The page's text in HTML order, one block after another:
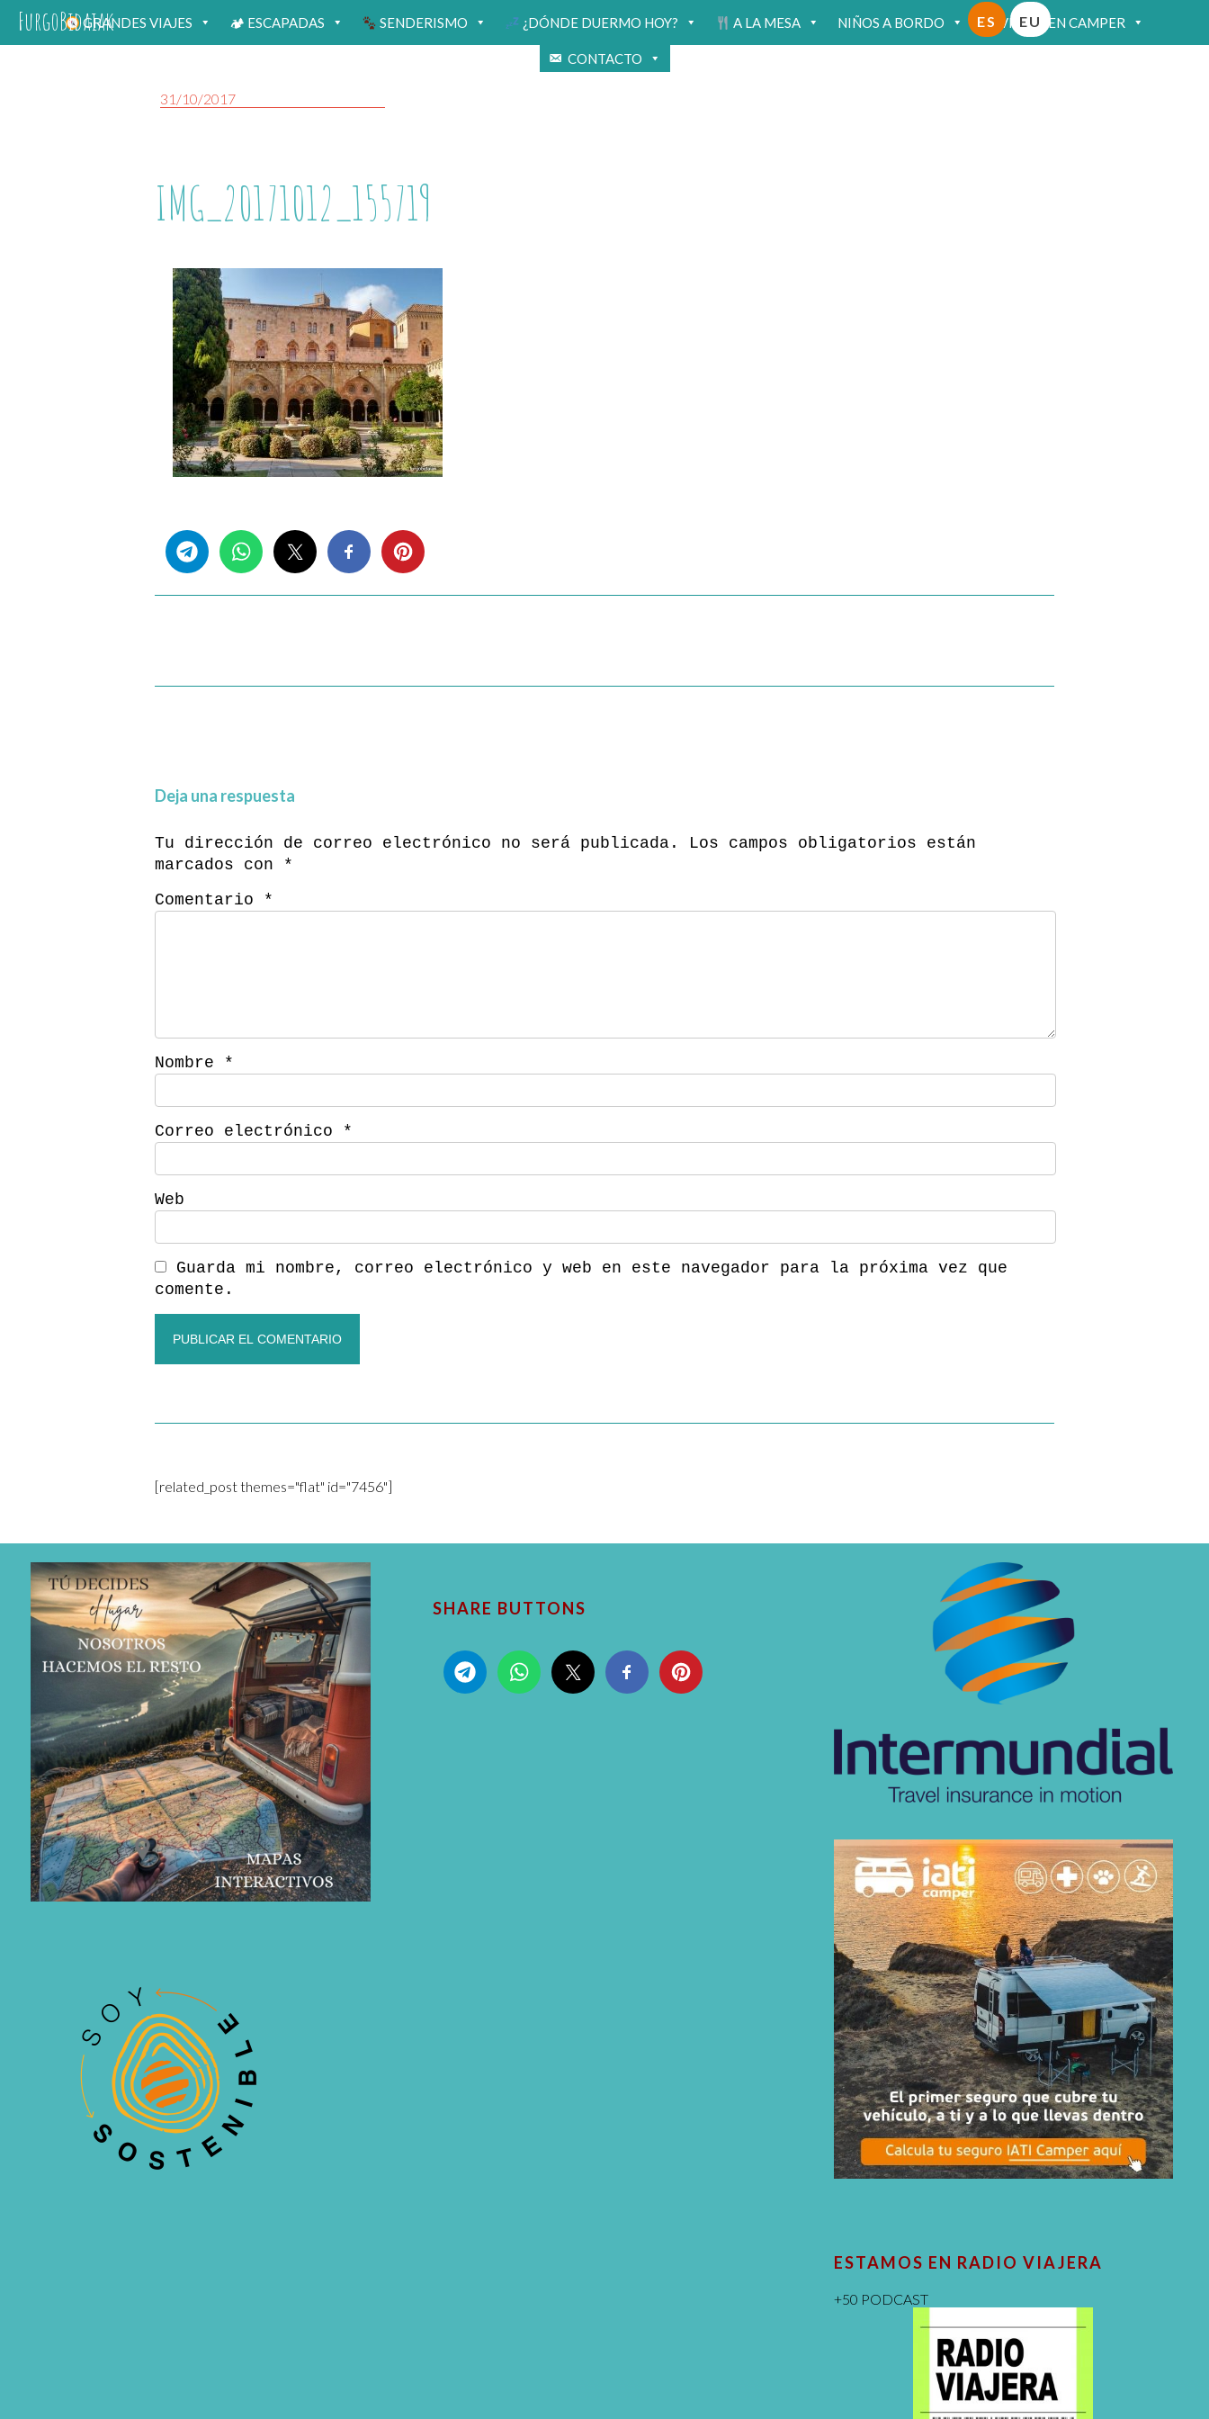
FurgoBidaiakGRANDES VIAJES 🏕 ESCAPADAS SENDERISMO ¿DÓNDE DUERMO HOY? A LA MESA NIÑOS A BORDO VIAJAR EN CAMPER
CONTACTO
ES EU
31/10/2017
IMG_20171012_155719
Deja una respuesta
Tu dirección de correo electrónico no será publicada.
Los campos obligatorios están
marcados con *
Comentario *
Nombre *
Correo electrónico *
Web
Guarda mi nombre, correo electrónico y web en este navegador para la próxima vez que
comente.
[related_post themes="flat" id="7456"]
SHARE BUTTONS
ESTAMOS EN RADIO VIAJERA
+50 PODCAST